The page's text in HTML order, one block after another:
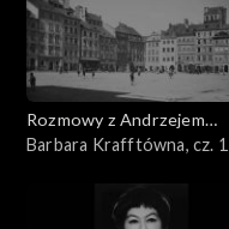
Rozmowy z Andrzejem
Doboszem
Barbara Krafftówna, cz. 1